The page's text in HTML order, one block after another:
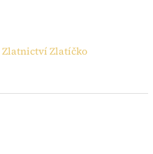
Zlatnictví Zlatíčko